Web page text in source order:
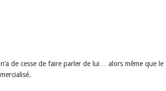
n’a de cesse de faire parler de lui… alors même que le